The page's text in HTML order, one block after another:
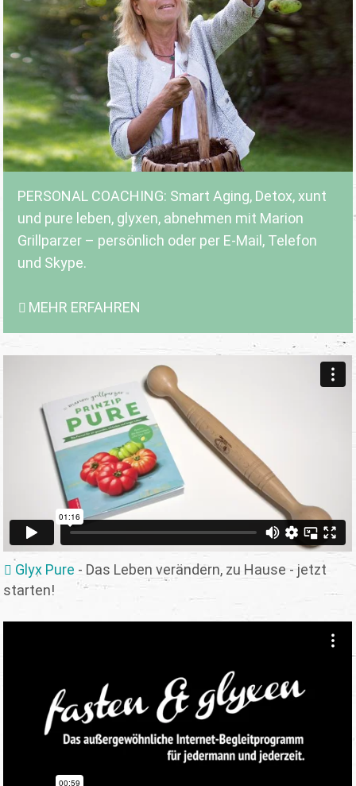
PERSONAL COACHING: Smart Aging, Detox, xunt
und pure leben, glyxen, abnehmen mit Marion
Grillparzer – persönlich oder per E-Mail, Telefon
und Skype.
MEHR ERFAHREN
Glyx Pure - Das Leben verändern, zu Hause - jetzt
starten!